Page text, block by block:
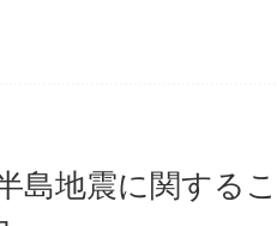
島地震に関する